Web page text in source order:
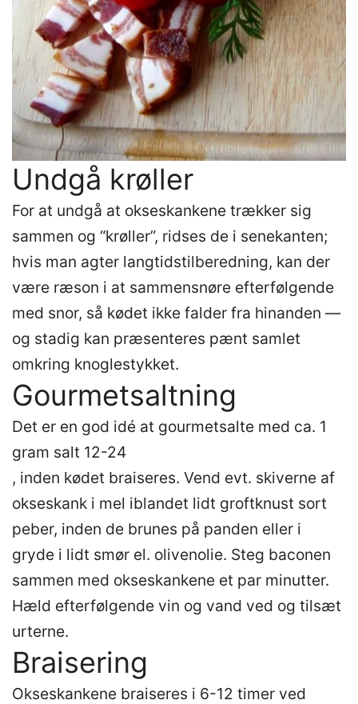
Undgå krøller
For at undgå at okseskankene trækker sig
sammen og “krøller”, ridses de i senekanten;
hvis man agter langtidstilberedning, kan der
være ræson i at sammensnøre efterfølgende
med snor, så kødet ikke falder fra hinanden —
og stadig kan præsenteres pænt samlet
omkring knoglestykket.
Gourmetsaltning
Det er en god idé at gourmetsalte med ca. 1
gram salt 12-24
, inden kødet braiseres. Vend evt. skiverne af
okseskank i mel iblandet lidt groftknust sort
peber, inden de brunes på panden eller i
gryde i lidt smør el. olivenolie. Steg baconen
sammen med okseskankene et par minutter.
Hæld efterfølgende vin og vand ved og tilsæt
urterne.
Braisering
Okseskankene braiseres i 6-12 timer ved